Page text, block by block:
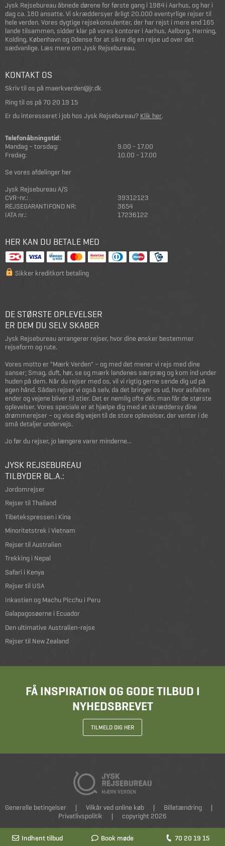
Indhent tilbud Book møde 70 20 19 15
Jysk Rejsebureau åbnede dørene for første gang i 1984 i Aarhus, og har i
dag ca. 180 ansatte. Vi skræddersyer årligt 20.000 eventyrlige rejser til
hele verden. Vores dygtige rejsekonsulenter, der har rejst i mere end 165
lande tilsammen, sidder klar på vores kontorer i Aarhus, Aalborg, Herning,
Kolding, København og Odense for at sikre dig en rejse ud over det
sædvanlige. Læs mere om Jysk Rejsebureau.
KONTAKT OS
Skriv til os på maerkverden@jr.dk
Ring til os på 70 20 19 15
Er du interesseret i job hos Jysk Rejsebureau? Klik her.
Telefonåbningstid:
Mandag – torsdag:
9.00 - 17.00
Fredag:
10.00 - 17.00
Se vores afdelinger her
Jysk Rejsebureau A/S
CVR-nr.:
39312123
REJSEGARANTIFOND NR:
3654
IATA nr.:
17236122
HER KAN DU BETALE MED
Sikker kreditkort betaling
DE STØRSTE OPLEVELSER
ER DEM DU SELV SKABER
Jysk Rejsebureau arrangerer rejser, hvor dine ønsker bestemmer
rejseform og rute.
Vores motto er "Mærk Verden" – og med det mener vi rejs med dine
sanser; Smag, duft, hør, se og mærk landenes særpræg og kom ind under
huden på dem. Når du rejser med os, vil vi rigtig gerne sende dig ud på
egen hånd. Sådan rejser vi også selv, da det bringer os ud, hvor asfalten
ender og vejene bliver til stier. Det er nemlig ofte dér, man får de største
oplevelser. Vores speciale er at hjælpe dig med at skræddersy dine
drømmerejser – og vise dig vejen til de store oplevelser, der venter i de
små detaljer undervejs.
Jo før du rejser, jo længere varer minderne...
JYSK REJSEBUREAU
TILBYDER BL.A.:
Jordomrejser
Rejser til Thailand
Tibetekspressen i Kina
Minoritetstrek i Vietnam
Rejser til Australien
Trekking i Nepal
Safari i Kenya
Rejser til USA
Inkastien og Machu Picchu i Peru
Galapagosøerne i Ecuador
Den ultimative Australien-rejse
Rejser til New Zealand
FÅ INSPIRATION OG GODE TILBUD I
NYHEDSBREVET
TILMELD DIG HER
Generelle betingelser | Vilkår ved online køb | Billetændring
|
Privatlivspolitik
| copyright 2026